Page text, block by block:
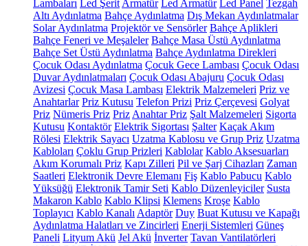
Lambaları Led Şerit Armatür Led Armatür Led Panel Tezgah
Altı Aydınlatma Bahçe Aydınlatma Dış Mekan Aydınlatmalar
Solar Aydınlatma Projektör ve Sensörler Bahçe Aplikleri
Bahçe Feneri ve Meşaleler Bahçe Masa Üstü Aydınlatma
Bahçe Set Üstü Aydınlatma Bahçe Aydınlatma Direkleri
Çocuk Odası Aydınlatma Çocuk Gece Lambası Çocuk Odası
Duvar Aydınlatmaları Çocuk Odası Abajuru Çocuk Odası
Avizesi Çocuk Masa Lambası Elektrik Malzemeleri Priz ve
Anahtarlar Priz Kutusu Telefon Prizi Priz Çerçevesi Golyat
Priz Nümeris Priz Priz Anahtar Priz Şalt Malzemeleri Sigorta
Kutusu Kontaktör Elektrik Sigortası Şalter Kaçak Akım
Rölesi Elektrik Sayacı Uzatma Kablosu ve Grup Priz Uzatma
Kabloları Çoklu Grup Prizleri Kablolar Kablo Aksesuarları
Akım Korumalı Priz Kapı Zilleri Pil ve Şarj Cihazları Zaman
Saatleri Elektronik Devre Elemanı Fiş Kablo Pabucu Kablo
Yüksüğü Elektronik Tamir Seti Kablo Düzenleyiciler Susta
Makaron Kablo Kablo Klipsi Klemens Kroşe Kablo
Toplayıcı Kablo Kanalı Adaptör Duy Buat Kutusu ve Kapağı
Aydınlatma Halatları ve Zincirleri Enerji Sistemleri Güneş
Paneli Lityum Akü Jel Akü İnverter Tavan Vantilatörleri